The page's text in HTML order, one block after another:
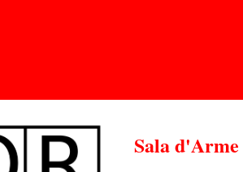
Sala d'A